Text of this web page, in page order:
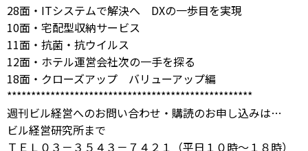
28面・ITシステムで解決へ DXの一歩目を実現
10面・宅配型収納サービス
11面・抗菌・抗ウイルス
12面・ホテル運営会社次の一手を探る
18面・クローズアップ バリューアップ編
***************************************************
週刊ビル経営へのお問い合わせ・購読のお申し込みは…
ビル経営研究所まで
ＴＥＬ０３－３５４３－７４２１（平日１０時～１８時）